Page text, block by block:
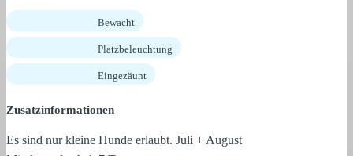
Bewacht
Platzbeleuchtung
Eingezäunt
Zusatzinformationen
Es sind nur kleine Hunde erlaubt. Juli + August